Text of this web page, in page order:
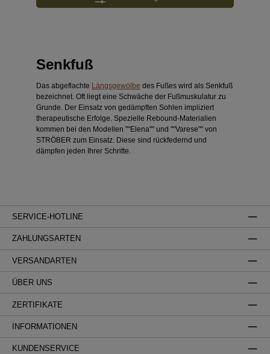
Senkfuß
Das abgeflachte Längsgewölbe des Fußes wird als Senkfuß
bezeichnet. Oft liegt eine Schwäche der Fußmuskulatur zu
Grunde. Der Einsatz von gedämpften Sohlen impliziert
therapeutische Erfolge. Spezielle Rebound-Materialien
kommen bei den Modellen ""Elena"" und ""Varese"" von
STRÖBER zum Einsatz. Diese sind rückfedernd und
dämpfen jeden Ihrer Schritte.
SERVICE-HOTLINE
ZAHLUNGSARTEN
VERSANDARTEN
ÜBER UNS
ZERTIFIKATE
INFORMATIONEN
KUNDENSERVICE